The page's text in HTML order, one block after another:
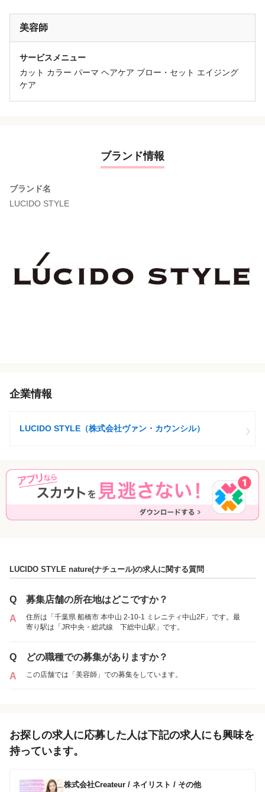
美容師
サービスメニュー
カット カラー パーマ ヘアケア ブロー・セット エイジング
ケア
ブランド情報
ブランド名
LUCIDO STYLE
企業情報
LUCIDO STYLE（株式会社ヴァン・カウンシル）
LUCIDO STYLE nature(ナチュール)の求人に関する質問
Q
募集店舗の所在地はどこですか？
A
住所は「千葉県 船橋市 本中山 2-10-1 ミレニティ中山2F」です。最
寄り駅は「JR中央・総武線 下総中山駅」です。
Q
どの職種での募集がありますか？
A
この店舗では「美容師」での募集をしています。
お探しの求人に応募した人は下記の求人にも興味を
持っています。
株式会社Createur / ネイリスト / その他